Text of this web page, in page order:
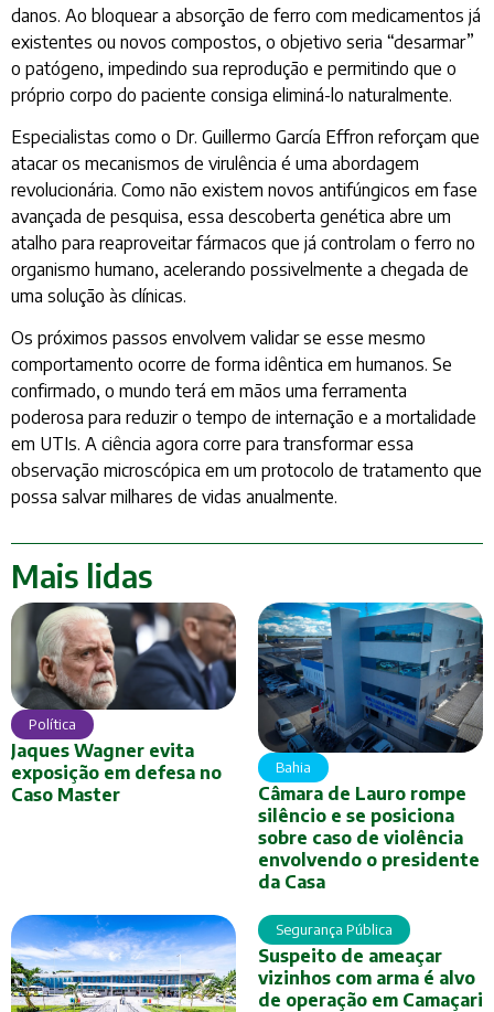
danos. Ao bloquear a absorção de ferro com medicamentos já
existentes ou novos compostos, o objetivo seria “desarmar”
o patógeno, impedindo sua reprodução e permitindo que o
próprio corpo do paciente consiga eliminá-lo naturalmente.
Especialistas como o Dr. Guillermo García Effron reforçam que
atacar os mecanismos de virulência é uma abordagem
revolucionária. Como não existem novos antifúngicos em fase
avançada de pesquisa, essa descoberta genética abre um
atalho para reaproveitar fármacos que já controlam o ferro no
organismo humano, acelerando possivelmente a chegada de
uma solução às clínicas.
Os próximos passos envolvem validar se esse mesmo
comportamento ocorre de forma idêntica em humanos. Se
confirmado, o mundo terá em mãos uma ferramenta
poderosa para reduzir o tempo de internação e a mortalidade
em UTIs. A ciência agora corre para transformar essa
observação microscópica em um protocolo de tratamento que
possa salvar milhares de vidas anualmente.
Mais lidas
Política
Jaques Wagner evita
exposição em defesa no
Caso Master
Bahia
Câmara de Lauro rompe
silêncio e se posiciona
sobre caso de violência
envolvendo o presidente
da Casa
Segurança Pública
Suspeito de ameaçar
vizinhos com arma é alvo
de operação em Camaçari